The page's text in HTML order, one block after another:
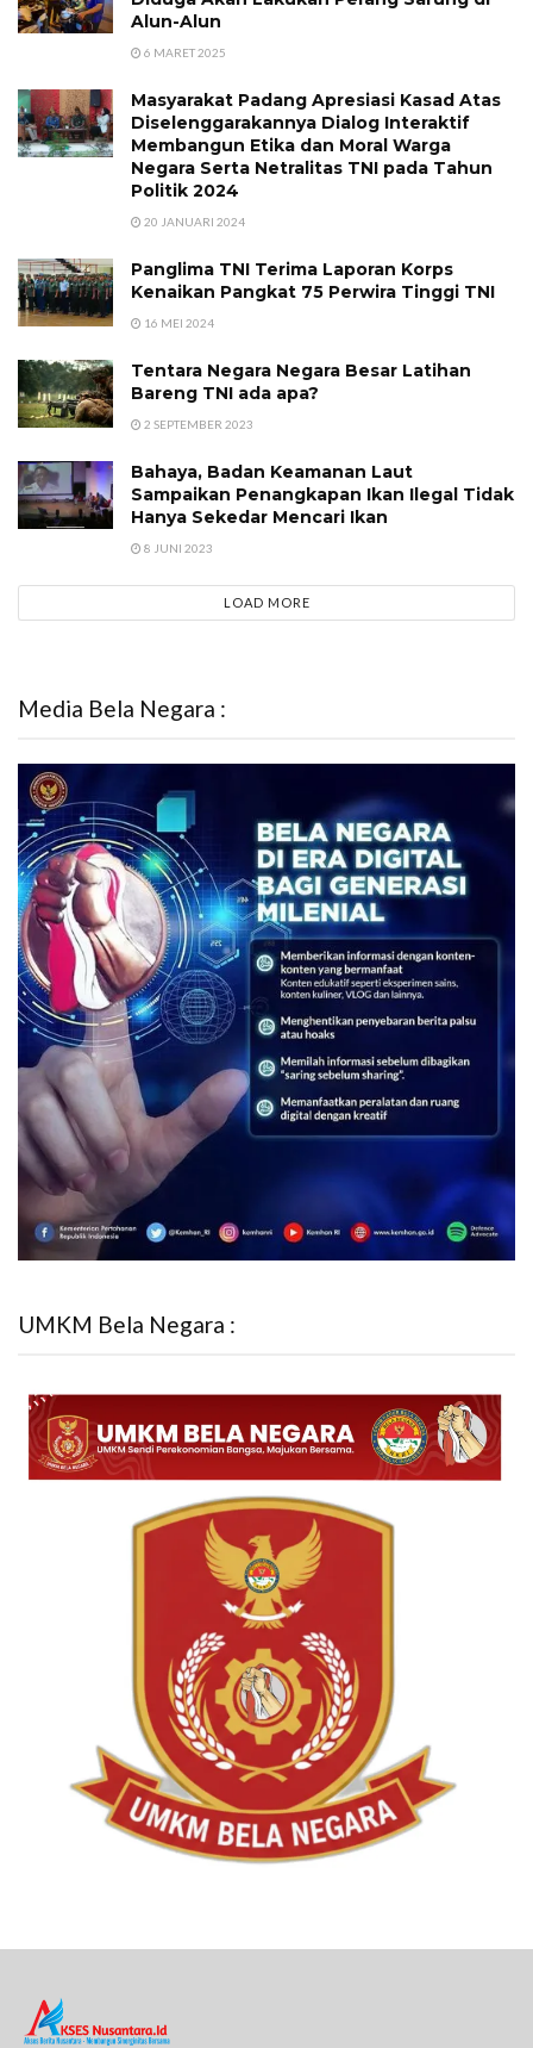
Alun-Alun
6 MARET 2025
Masyarakat Padang Apresiasi Kasad Atas
Diselenggarakannya Dialog Interaktif
Membangun Etika dan Moral Warga
Negara Serta Netralitas TNI pada Tahun
Politik 2024
20 JANUARI 2024
Panglima TNI Terima Laporan Korps
Kenaikan Pangkat 75 Perwira Tinggi TNI
16 MEI 2024
Tentara Negara Negara Besar Latihan
Bareng TNI ada apa?
2 SEPTEMBER 2023
Bahaya, Badan Keamanan Laut
Sampaikan Penangkapan Ikan Ilegal Tidak
Hanya Sekedar Mencari Ikan
8 JUNI 2023
LOAD MORE
Media Bela Negara :
UMKM Bela Negara :